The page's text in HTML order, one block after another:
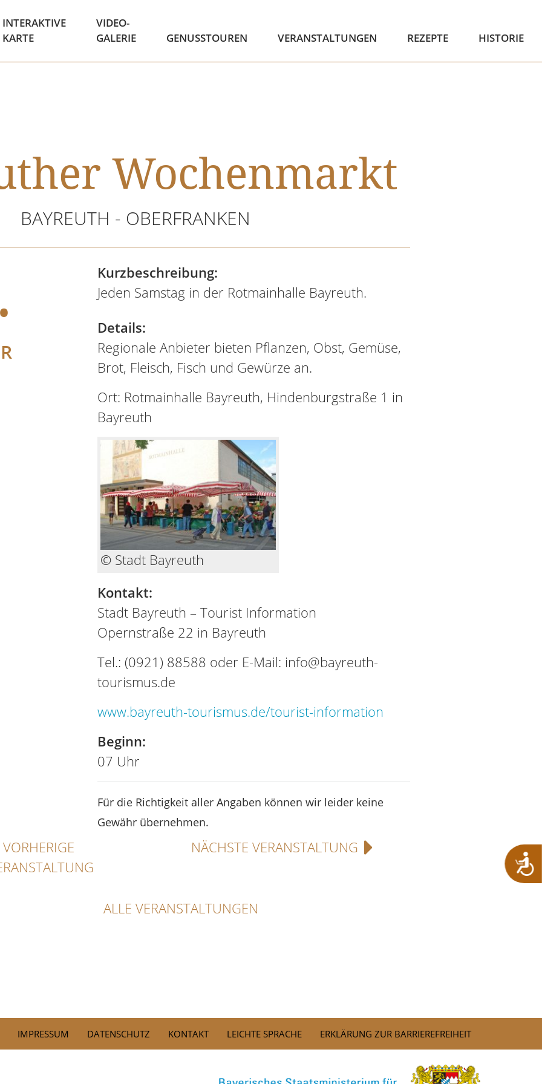
INTERAKTIVE
KARTE
VIDEO-
GALERIE
GENUSSTOUREN VERANSTALTUNGEN REZEPTE HISTORIE
Wochenmarkt
BAYREUTH - OBERFRANKEN
Kurzbeschreibung:
Jeden Samstag in der Rotmainhalle Bayreuth.
Details:
Regionale Anbieter bieten Pflanzen, Obst, Gemüse,
Brot, Fleisch, Fisch und Gewürze an.
Ort: Rotmainhalle Bayreuth, Hindenburgstraße 1 in
Bayreuth
© Stadt Bayreuth
Kontakt:
Stadt Bayreuth – Tourist Information
Opernstraße 22 in Bayreuth
Tel.: (0921) 88588 oder E-Mail: info@bayreuth-
tourismus.de
www.bayreuth-tourismus.de/tourist-information
Beginn:
07 Uhr
Für die Richtigkeit aller Angaben können wir leider keine
Gewähr übernehmen.
VORHERIGE
NÄCHSTE VERANSTALTUNG
ALLE VERANSTALTUNGEN
IMPRESSUM DATENSCHUTZ KONTAKT LEICHTE SPRACHE ERKLÄRUNG ZUR BARRIEREFREIHEIT